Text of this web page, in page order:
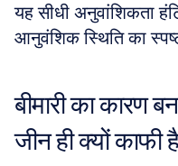
यह सीधी अनुवांशिकता
आनुवंशिक स्थिति का
बीमारी का कारण
जीन ही क्यों काफी